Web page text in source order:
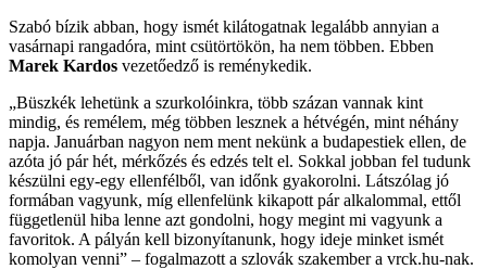
Szabó bízik abban, hogy ismét kilátogatnak legalább annyian a
vasárnapi rangadóra, mint csütörtökön, ha nem többen. Ebben
Marek Kardos vezetőedző is reménykedik.
„Büszkék lehetünk a szurkolóinkra, több százan vannak kint
mindig, és remélem, még többen lesznek a hétvégén, mint néhány
napja. Januárban nagyon nem ment nekünk a budapestiek ellen, de
azóta jó pár hét, mérkőzés és edzés telt el. Sokkal jobban fel tudunk
készülni egy-egy ellenfélből, van időnk gyakorolni. Látszólag jó
formában vagyunk, míg ellenfelünk kikapott pár alkalommal, ettől
függetlenül hiba lenne azt gondolni, hogy megint mi vagyunk a
favoritok. A pályán kell bizonyítanunk, hogy ideje minket ismét
komolyan venni” – fogalmazott a szlovák szakember a vrck.hu-nak.